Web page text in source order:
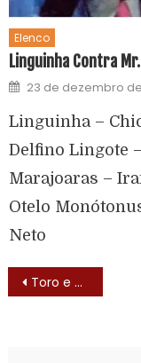
Elenco
Linguinha Contra
23 de dezembro de
Linguinha –
Delfino Lingote
Marajoaras –
Otelo
Neto
Toro e Pancho (Tijuana Toads – 1969) – Lista de Episódios